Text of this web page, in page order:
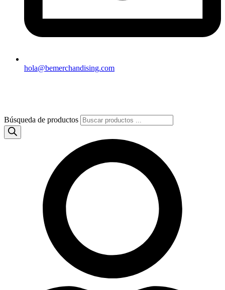
hola@bemerchandising.com
Búsqueda de productos